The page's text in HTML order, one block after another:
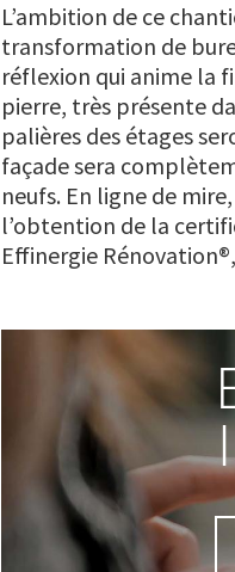
L’ambition de ce
transformation de
réflexion qui anime la
pierre, très présente
palières des étages
façade sera
neufs. En ligne de
l’obtention de la
Effinergie